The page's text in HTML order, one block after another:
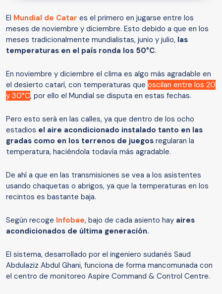
El Mundial de Catar es el primero en jugarse entre los
meses de noviembre y diciembre. Esto debido a que en los
meses tradicionalmente mundialistas, junio y julio, las
temperaturas en el país ronda los 50°C.
En noviembre y diciembre el clima es algo más agradable en
el desierto catarí, con temperaturas que oscilan entre los 20
y 30°C, por ello el Mundial se disputa en estas fechas.
Pero esto será en las calles, ya que dentro de los ocho
estadios el aire acondicionado instalado tanto en las
gradas como en los terrenos de juegos regularan la
temperatura, haciéndola todavía más agradable.
De ahí a que en las transmisiones se vea a los asistentes
usando chaquetas o abrigos, ya que la temperaturas en los
recintos es bastante baja.
Según recoge Infobae, bajo de cada asiento hay aires
acondicionados de última generación.
El sistema, desarrollado por el ingeniero sudanés Saud
Abdulaziz Abdul Ghani, funciona de forma mancomunada con
el centro de monitoreo Aspire Command & Control Centre.